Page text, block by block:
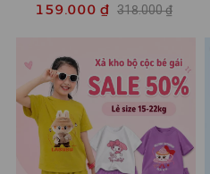
nhiều mẫu - Quần áo bé trai
XB003
159.000 ₫ 318.000 ₫